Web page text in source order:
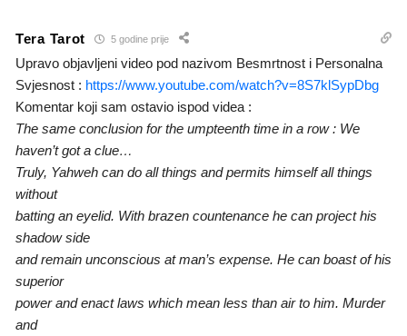
Tera Tarot 5 godine prije
Upravo objavljeni video pod nazivom Besmrtnost i Personalna
Svjesnost : https://www.youtube.com/watch?v=8S7klSypDbg
Komentar koji sam ostavio ispod videa :
The same conclusion for the umpteenth time in a row : We
haven’t got a clue…
Truly, Yahweh can do all things and permits himself all things
without
batting an eyelid. With brazen countenance he can project his
shadow side
and remain unconscious at man’s expense. He can boast of his
superior
power and enact laws which mean less than air to him. Murder
and